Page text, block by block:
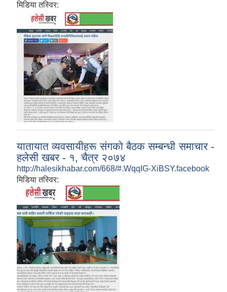
मिडिया तस्विर:
यातायात व्यवसायीहरू संगको बैठक सम्बन्धी समाचार -
हलेसी खबर - १, चैत्र २०७४
http://halesikhabar.com/668/#.WqqIG-XiBSY.facebook
मिडिया तस्विर: